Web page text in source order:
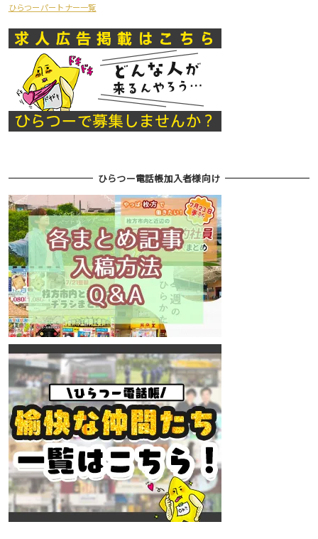
ひらつーパートナー一覧
ひらつー電話帳加入者様向け